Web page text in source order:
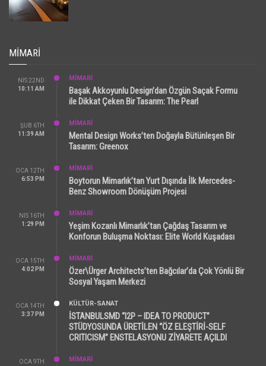
MIMARI
NIS 22ND
10:11 AM
MİMARİ
Başak Akkoyunlu Design’dan Özgün Saçak Formu
ile Dikkat Çeken Bir Tasarım: The Pearl
ŞUB 6TH
11:39 AM
MİMARİ
Mental Design Works’ten Doğayla Bütünleşen Bir
Tasarım: Greenox
OCA 12TH
6:53 PM
MİMARİ
Boytorun Mimarlık’tan Yurt Dışında İlk Mercedes-
Benz Showroom Dönüşüm Projesi
NIS 16TH
1:29 PM
MİMARİ
Yeşim Kozanlı Mimarlık’tan Çağdaş Tasarım ve
Konforun Buluşma Noktası: Elite World Kuşadası
OCA 15TH
4:02 PM
MİMARİ
Özer\Ürger Architects’ten Bağcılar’da Çok Yönlü Bir
Sosyal Yaşam Merkezi
OCA 14TH
3:37 PM
KÜLTÜR-SANAT
İSTANBULSMD “I2P – IDEA TO PRODUCT”
STÜDYOSUNDA ÜRETİLEN “ÖZ ELEŞTİRİ-SELF
CRITICISM” ENSTELASYONU ZİYARETE AÇILDI
OCA 9TH
MİMARİ